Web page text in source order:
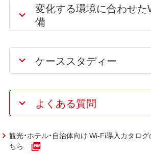
変化する環境に合わせた
備
ケーススタディー
よくある質問
観光・ホテル・自治体向け Wi-Fi導入カタロ
ちら